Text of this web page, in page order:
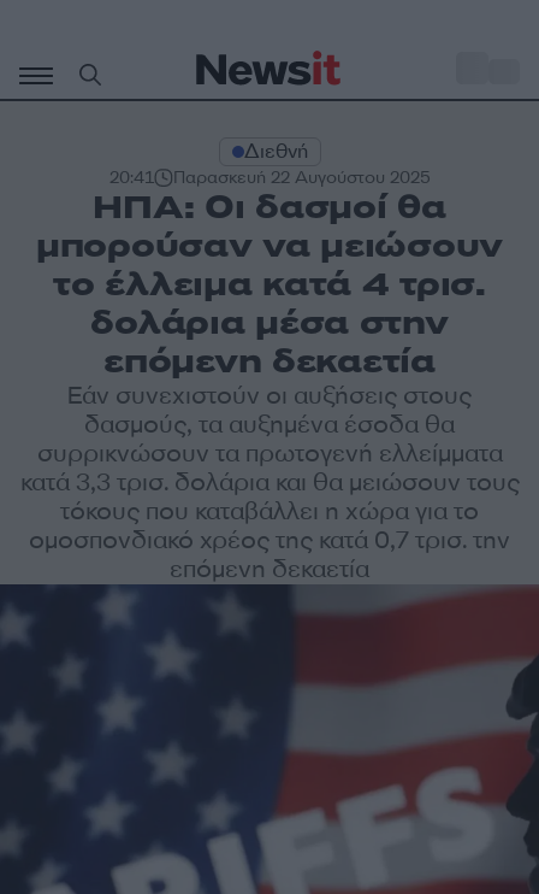
περιεχόμενο
Διεθνή
20:41 Παρασκευή 22 Αυγούστου 2025
ΗΠΑ: Οι δασμοί θα
μπορούσαν να μειώσουν
το έλλειμα κατά 4 τρισ.
δολάρια μέσα στην
επόμενη δεκαετία
Εάν συνεχιστούν οι αυξήσεις στους
δασμούς, τα αυξημένα έσοδα θα
συρρικνώσουν τα πρωτογενή ελλείμματα
κατά 3,3 τρισ. δολάρια και θα μειώσουν τους
τόκους που καταβάλλει η χώρα για το
ομοσπονδιακό χρέος της κατά 0,7 τρισ. την
επόμενη δεκαετία